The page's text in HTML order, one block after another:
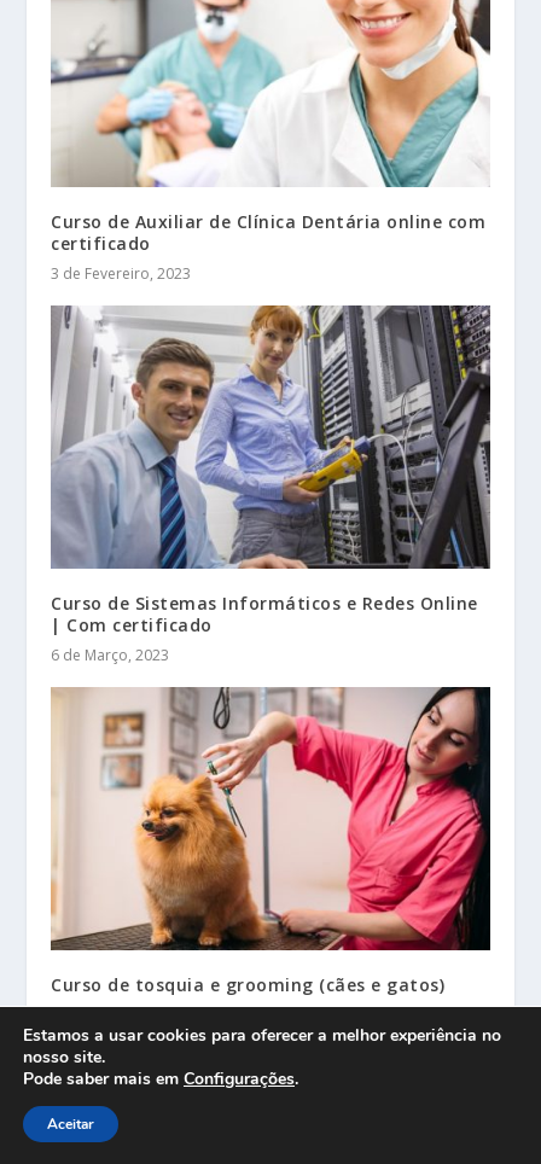
Curso de Auxiliar de Clínica Dentária online com
certificado
3 de Fevereiro, 2023
Curso de Sistemas Informáticos e Redes Online
| Com certificado
6 de Março, 2023
Curso de tosquia e grooming (cães e gatos)
Estamos a usar cookies para oferecer a melhor experiência no
nosso site.
Pode saber mais em Configurações.
Aceitar